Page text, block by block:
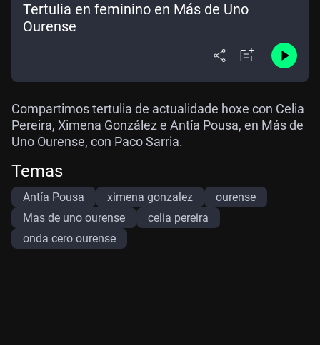
Tertulia en feminino en Más de Uno
Ourense
Compartimos tertulia de actualidade hoxe con Celia
Pereira, Ximena González e Antía Pousa, en Más de
Uno Ourense, con Paco Sarria.
Temas
Antía Pousa ximena gonzalez
ourense
Mas de uno ourense
celia pereira
onda cero ourense